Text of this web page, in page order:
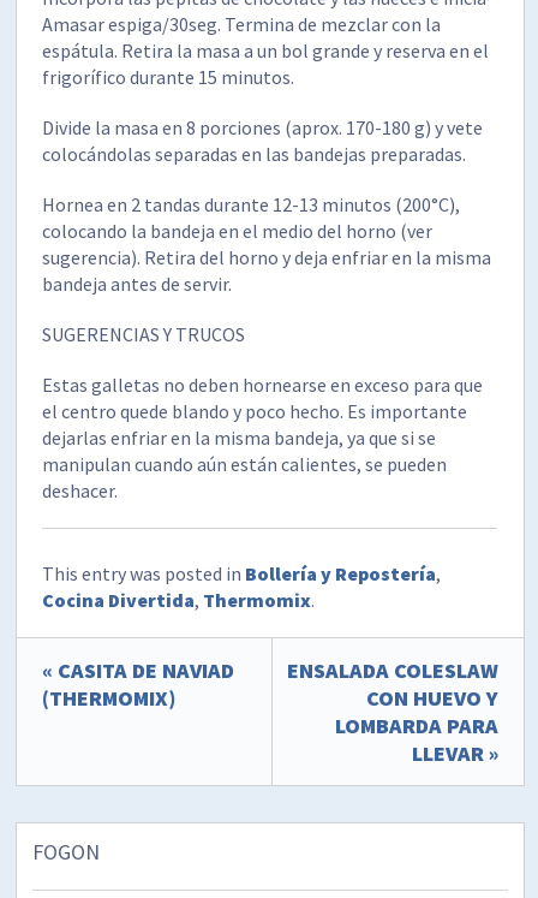
Amasar espiga/30seg. Termina de mezclar con la
espátula. Retira la masa a un bol grande y reserva en el
frigorífico durante 15 minutos.
Divide la masa en 8 porciones (aprox. 170-180 g) y vete
colocándolas separadas en las bandejas preparadas.
Hornea en 2 tandas durante 12-13 minutos (200°C),
colocando la bandeja en el medio del horno (ver
sugerencia). Retira del horno y deja enfriar en la misma
bandeja antes de servir.
SUGERENCIAS Y TRUCOS
Estas galletas no deben hornearse en exceso para que
el centro quede blando y poco hecho. Es importante
dejarlas enfriar en la misma bandeja, ya que si se
manipulan cuando aún están calientes, se pueden
deshacer.
This entry was posted in Bollería y Repostería,
Cocina Divertida, Thermomix.
« CASITA DE NAVIAD
(THERMOMIX)
ENSALADA COLESLAW
CON HUEVO Y
LOMBARDA PARA
LLEVAR »
FOGON